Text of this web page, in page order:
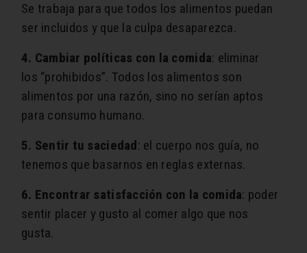
Se trabaja para que todos los alimentos puedan
ser incluidos y que la culpa desaparezca.
4. Cambiar políticas con la comida: eliminar
los “prohibidos”. Todos los alimentos son
alimentos por una razón, sino no serían aptos
para consumo humano.
5. Sentir tu saciedad: el cuerpo nos guía, no
tenemos que basarnos en reglas externas.
6. Encontrar satisfacción con la comida: poder
sentir placer y gusto al comer algo que nos
gusta.